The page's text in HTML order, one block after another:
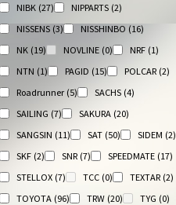
NIBK (27) NIPPARTS (2)
NISSENS (3) NISSHINBO (16)
NK (19) NOVLINE (0) NRF (1)
NTN (1) PAGID (15) POLCAR (2)
Roadrunner (5) SACHS (4)
SAILING (7) SAKURA (20)
SANGSIN (11) SAT (50) SIDEM (2)
SKF (2) SNR (7) SPEEDMATE (17)
STELLOX (7) TCC (0) TEXTAR (2)
TOYOTA (96) TRW (20) TYG (0)